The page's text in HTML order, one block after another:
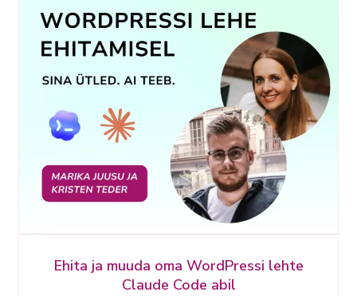
Ehita ja muuda oma WordPressi lehte
Claude Code abil